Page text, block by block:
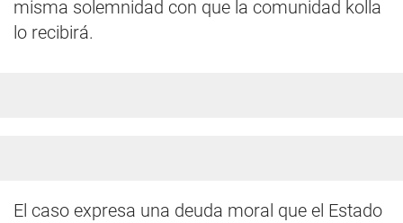
misma solemnidad con que la comunidad kolla
lo recibirá.
El caso expresa una deuda moral que el Estado